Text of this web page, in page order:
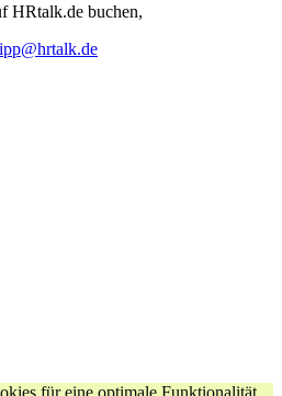
HRtalk.de buchen,
für eine optimale Funktionalität